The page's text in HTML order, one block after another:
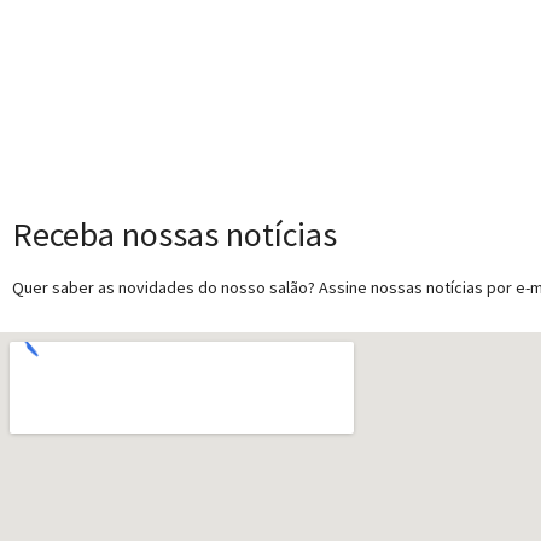
Receba nossas notícias
Quer saber as novidades do nosso salão? Assine nossas notícias por e-